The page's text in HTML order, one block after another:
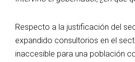
Respecto a la justificación del
expandido consultorios en el
inaccesible para una población